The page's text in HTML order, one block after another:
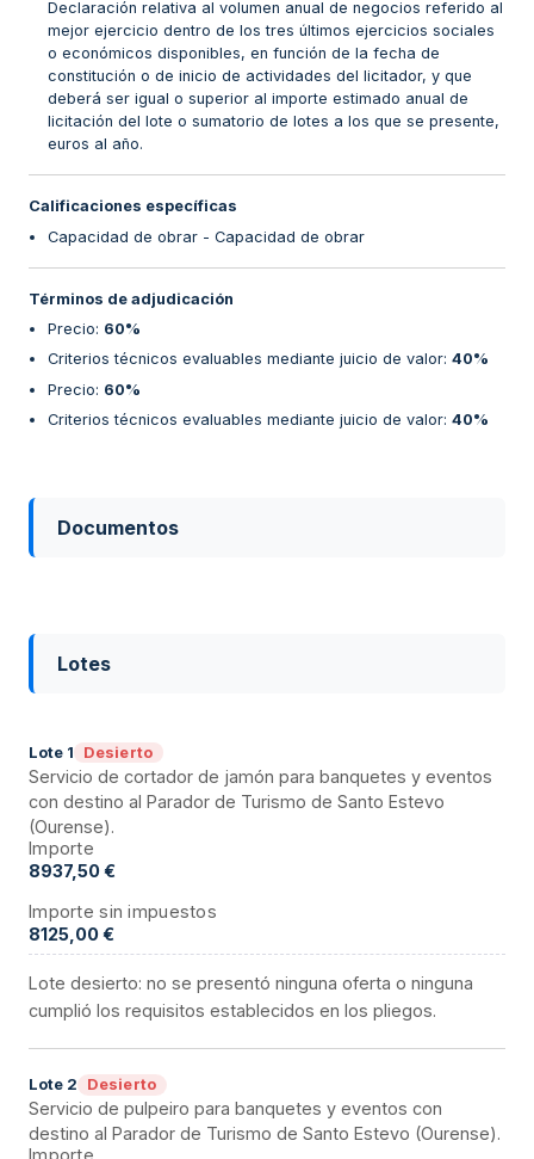
Declaración relativa al volumen anual de negocios referido al
mejor ejercicio dentro de los tres últimos ejercicios sociales
o económicos disponibles, en función de la fecha de
constitución o de inicio de actividades del licitador, y que
deberá ser igual o superior al importe estimado anual de
licitación del lote o sumatorio de lotes a los que se presente,
euros al año.
Calificaciones específicas
Capacidad de obrar - Capacidad de obrar
Términos de adjudicación
Precio: 60%
Criterios técnicos evaluables mediante juicio de valor: 40%
Precio: 60%
Criterios técnicos evaluables mediante juicio de valor: 40%
Documentos
Lotes
Lote 1 Desierto
Servicio de cortador de jamón para banquetes y eventos
con destino al Parador de Turismo de Santo Estevo
(Ourense).
Importe
8937,50 €
Importe sin impuestos
8125,00 €
Lote desierto: no se presentó ninguna oferta o ninguna
cumplió los requisitos establecidos en los pliegos.
Lote 2 Desierto
Servicio de pulpeiro para banquetes y eventos con
destino al Parador de Turismo de Santo Estevo (Ourense).